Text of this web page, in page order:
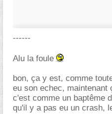
------
Alu la foule
bon, ça y est, comme
eu son echec, maintenant
c'est comme un baptême
qu'il y a pas eu un crash,